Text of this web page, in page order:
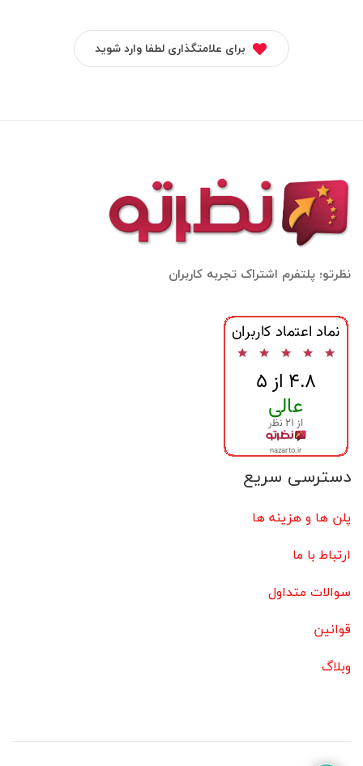
برای علامتگذاری لطفا وارد شوید
نظرتو؛ پلتفرم اشتراک تجربه کاربران
دسترسی سریع
پلن ها و هزینه ها
ارتباط با ما
سوالات متداول
قوانین
وبلاگ